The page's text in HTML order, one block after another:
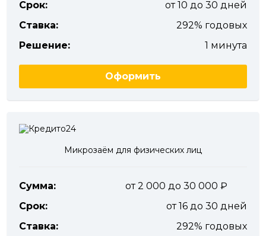
Срок:
от 10 до 30 дней
Ставка:
292% годовых
Решение:
1 минута
Оформить
Микрозаём для физических лиц
Сумма:
от 2 000 до 30 000
Срок:
от 16 до 30 дней
Ставка:
292% годовых